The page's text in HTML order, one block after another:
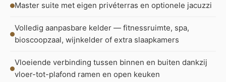
Master suite met eigen privéterras en optionele jacuzzi
Volledig aanpasbare kelder — fitnessruimte, spa,
bioscoopzaal, wijnkelder of extra slaapkamers
Vloeiende verbinding tussen binnen en buiten dankzij
vloer-tot-plafond ramen en open keuken